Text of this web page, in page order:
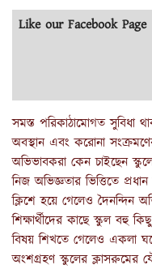
Like our Facebook Page
সমস্ত পরিকাঠামোগত সুবিধা
অবস্থান এবং করোনা
অভিভাবকরা কেন চাইছেন
নিজ অভিজ্ঞতার ভিত্তিতে
ক্লিশে হয়ে গেলেও দৈনন্দিন
শিক্ষার্থীদের কাছে স্কুল বহু
বিষয় শিখতে গেলেও একলা
অংশগ্রহণ স্কুলের ক্লাসরুমের